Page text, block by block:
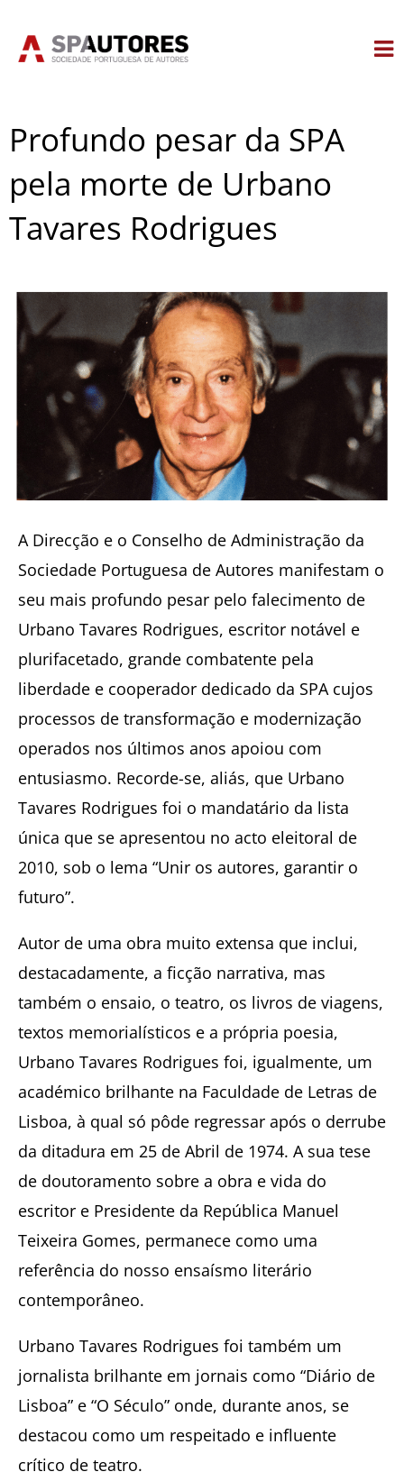
Profundo pesar da SPA
pela morte de Urbano
Tavares Rodrigues
A Direcção e o Conselho de Administração da
Sociedade Portuguesa de Autores manifestam o
seu mais profundo pesar pelo falecimento de
Urbano Tavares Rodrigues, escritor notável e
plurifacetado, grande combatente pela
liberdade e cooperador dedicado da SPA cujos
processos de transformação e modernização
operados nos últimos anos apoiou com
entusiasmo. Recorde-se, aliás, que Urbano
Tavares Rodrigues foi o mandatário da lista
única que se apresentou no acto eleitoral de
2010, sob o lema “Unir os autores, garantir o
futuro”.
Autor de uma obra muito extensa que inclui,
destacadamente, a ficção narrativa, mas
também o ensaio, o teatro, os livros de viagens,
textos memorialísticos e a própria poesia,
Urbano Tavares Rodrigues foi, igualmente, um
académico brilhante na Faculdade de Letras de
Lisboa, à qual só pôde regressar após o derrube
da ditadura em 25 de Abril de 1974. A sua tese
de doutoramento sobre a obra e vida do
escritor e Presidente da República Manuel
Teixeira Gomes, permanece como uma
referência do nosso ensaísmo literário
contemporâneo.
Urbano Tavares Rodrigues foi também um
jornalista brilhante em jornais como “Diário de
Lisboa” e “O Século” onde, durante anos, se
destacou como um respeitado e influente
crítico de teatro.